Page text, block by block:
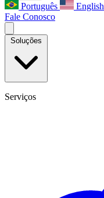
Português English
Fale Conosco
Soluções
Serviços